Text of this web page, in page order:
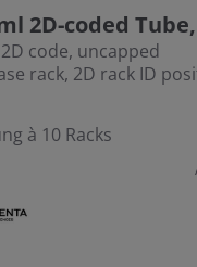
2D-coded
code, uncapped
rack, 2D rack ID
à 10 Racks